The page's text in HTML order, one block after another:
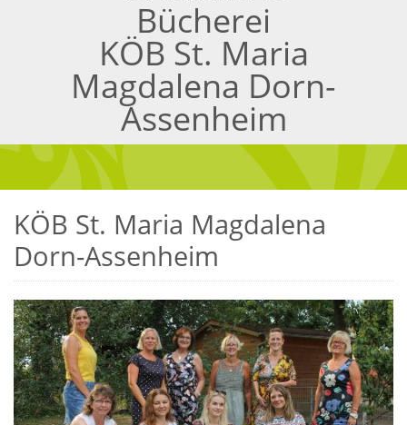
Bücherei
KÖB St. Maria
Magdalena Dorn-
Assenheim
KÖB St. Maria Magdalena
Dorn-Assenheim